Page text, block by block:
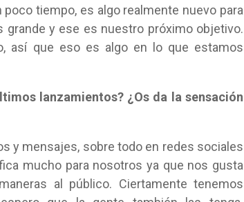
tiempo, es algo realmente nuevo para
grande y ese es nuestro próximo objetivo.
así que eso es algo en lo que estamos
lanzamientos? ¿Os da la sensación
y mensajes, sobre todo en redes sociales
mucho para nosotros ya que nos gusta
al público. Ciertamente tenemos